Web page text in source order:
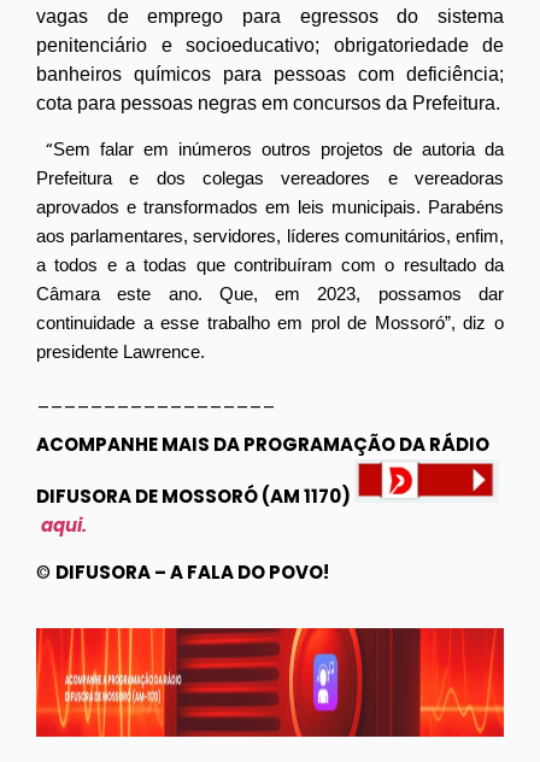
vagas de emprego para egressos do sistema
penitenciário e socioeducativo; obrigatoriedade de
banheiros químicos para pessoas com deficiência;
cota para pessoas negras em concursos da Prefeitura.
“Sem falar em inúmeros outros projetos de autoria da
Prefeitura e dos colegas vereadores e vereadoras
aprovados e transformados em leis municipais. Parabéns
aos parlamentares, servidores, líderes comunitários, enfim,
a todos e a todas que contribuíram com o resultado da
Câmara este ano. Que, em 2023, possamos dar
continuidade a esse trabalho em prol de Mossoró”, diz o
presidente Lawrence.
ACOMPANHE MAIS DA PROGRAMAÇÃO DA RÁDIO
DIFUSORA DE MOSSORÓ (AM 1170)
aqui.
© DIFUSORA – A FALA DO POVO!